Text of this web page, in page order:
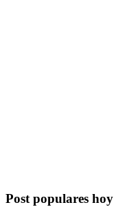
Post populares hoy